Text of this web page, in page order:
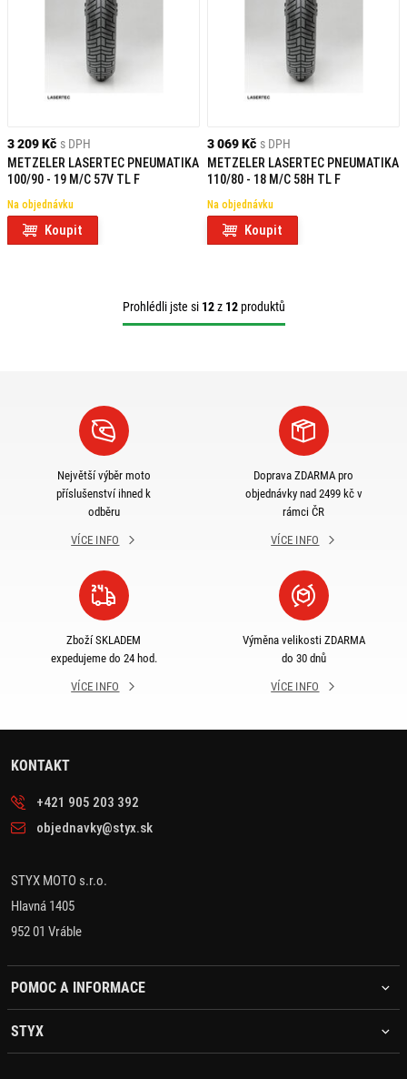
3 209 Kč s DPH
METZELER LASERTEC PNEUMATIKA
100/90 - 19 M/C 57V TL F
Na objednávku
Koupit
3 069 Kč s DPH
METZELER LASERTEC PNEUMATIKA
110/80 - 18 M/C 58H TL F
Na objednávku
Koupit
Prohlédli jste si 12z 12produktů
Největší výběr moto
příslušenství ihned k
odběru
VÍCE INFO
Doprava ZDARMA pro
objednávky nad 2499 kč v
rámci ČR
VÍCE INFO
Zboží SKLADEM
expedujeme do 24 hod.
VÍCE INFO
Výměna velikosti ZDARMA
do 30 dnů
VÍCE INFO
KONTAKT
+421 905 203 392
objednavky@styx.sk
STYX MOTO s.r.o.
Hlavná 1405
952 01 Vráble
POMOC A INFORMACE
STYX